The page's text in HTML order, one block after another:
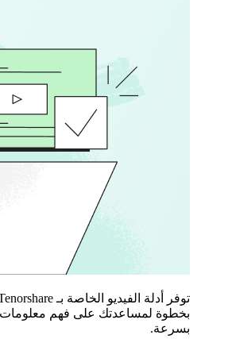
بخطوة لمساعدتك على فهم معلومات
بسرعة.